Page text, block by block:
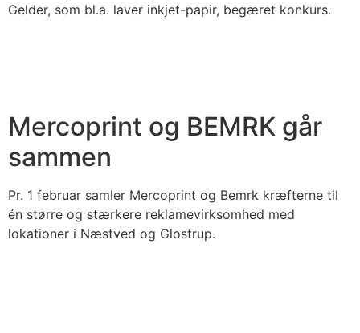
Gelder, som bl.a. laver inkjet-papir, begæret konkurs.
Mercoprint og BEMRK går
sammen
Pr. 1 februar samler Mercoprint og Bemrk kræfterne til
én større og stærkere reklamevirksomhed med
lokationer i Næstved og Glostrup.